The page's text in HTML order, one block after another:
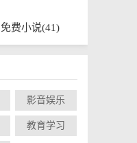
免费小说(41)
影音娱乐
教育学习